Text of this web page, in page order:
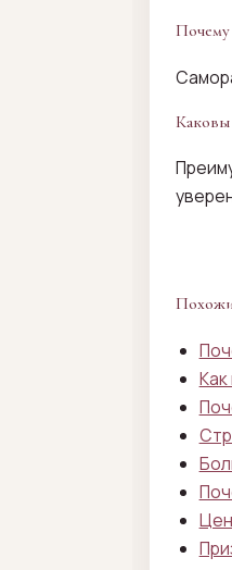
Почему
Каковы